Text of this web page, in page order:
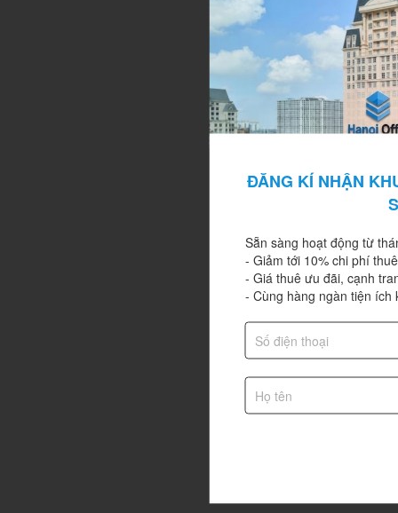
ĐĂNG KÍ NHẬN
Sẵn sàng hoạt động từ
- Giảm tới 10% chi phí
- Giá thuê ưu đãi, cạnh
- Cùng hàng ngàn tiện ích